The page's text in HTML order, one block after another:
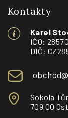
Kontakty
Karel
IČO:
DIČ:
Sokola
709 00